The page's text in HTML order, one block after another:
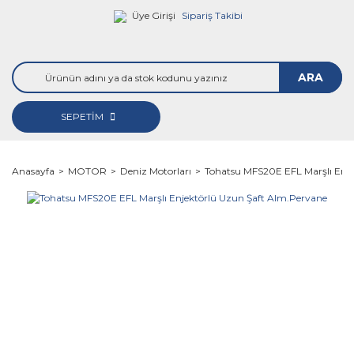
Üye Girişi Sipariş Takibi
ARA
SEPETİM
Anasayfa MOTOR Deniz Motorları Tohatsu MFS20E EFL Marşlı